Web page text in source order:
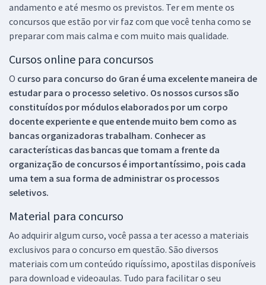
andamento e até mesmo os previstos. Ter em mente os
concursos que estão por vir faz com que você tenha como se
preparar com mais calma e com muito mais qualidade.
Cursos online para concursos
O curso para concurso do Gran é uma excelente maneira de
estudar para o processo seletivo. Os nossos cursos são
constituídos por módulos elaborados por um corpo
docente experiente e que entende muito bem como as
bancas organizadoras trabalham. Conhecer as
características das bancas que tomam a frente da
organização de concursos é importantíssimo, pois cada
uma tem a sua forma de administrar os processos
seletivos.
Material para concurso
Ao adquirir algum curso, você passa a ter acesso a materiais
exclusivos para o concurso em questão. São diversos
materiais com um conteúdo riquíssimo, apostilas disponíveis
para download e videoaulas. Tudo para facilitar o seu